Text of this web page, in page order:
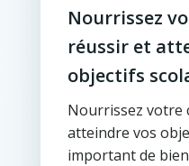
Nourrissez
réussir et
objectifs
Nourrissez votre
atteindre vos
important de